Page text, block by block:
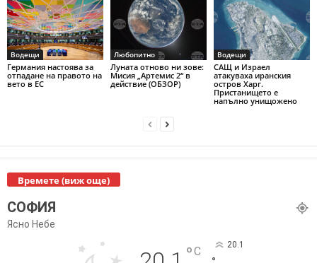
Водещи
Германия настоява за
отпадане на правото на
вето в ЕС
Любопитно
Луната отново ни зове:
Мисия „Артемис 2“ в
действие (ОБЗОР)
Водещи
САЩ и Израел
атакуваха иранския
остров Харг.
Пристанището е
напълно унищожено
Времете (виж още)
СОФИЯ
Ясно Небе
°C 20.1